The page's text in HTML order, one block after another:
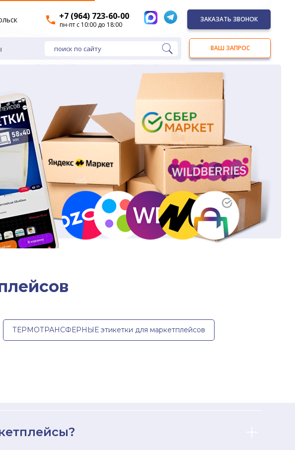
+7 (964) 723-60-00
пн-пт с 10:00 до 18:00
ЗАКАЗАТЬ ЗВОНОК
поиск по сайту ВАШ ЗАПРОС
ТЕРМОТРАНСФЕРНЫЕ этикетки для маркетплейсов